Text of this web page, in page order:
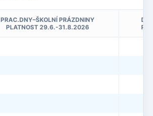
PRAC.DNY–ŠKOLNÍ PRÁZDNINY
PLATNOST 29.6.-31.8.2026